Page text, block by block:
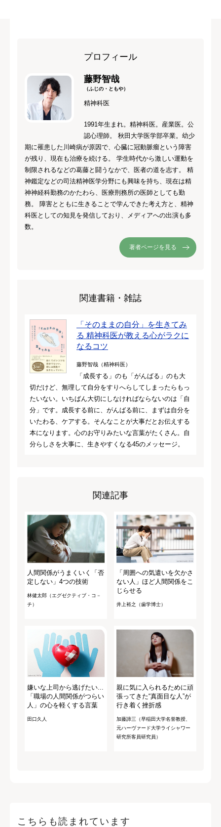
プロフィール
藤野智哉
（ふじの・ともや）
精神科医
1991年生まれ。精神科医。産業医。公
認心理師。 秋田大学医学部卒業。幼少
期に罹患した川崎病が原因で、心臓に冠動脈瘤という障害
が残り、現在も治療を続ける。 学生時代から激しい運動を
制限されるなどの葛藤と闘うなかで、医者の道を志す。 精
神鑑定などの司法精神医学分野にも興味を持ち、現在は精
神神経科勤務のかたわら、医療刑務所の医師としても勤
務。 障害とともに生きることで学んできた考え方と、精神
科医としての知見を発信しており、メディアへの出演も多
数。
著者ページを見る
関連書籍・雑誌
「そのままの自分」を生きてみ
る 精神科医が教える心がラクに
なるコツ
藤野智哉（精神科医）
「成長する」のも「がんばる」のも大
切だけど、無理して自分をすりへらしてしまったらもっ
たいない。いちばん大切にしなければならないのは「自
分」です。成長する前に、がんばる前に、まずは自分を
いたわる、ケアする。そんなことが大事だとお伝えする
本になります。心のお守りみたいな言葉がたくさん。自
分らしさを大事に、生きやすくなる45のメッセージ。
関連記事
人間関係がうまくいく「否
定しない」4つの技術
林健太郎（エグゼクティブ・コ－
チ）
「周囲への気遣いを欠かさ
ない人」ほど人間関係をこ
じらせる
井上裕之（歯学博士）
嫌いな上司から逃げたい...
「職場の人間関係がつらい
人」の心を軽くする言葉
田口久人
親に気に入られるために頑
張ってきた“真面目な人”が
行き着く挫折感
加藤諦三（早稲田大学名誉教授、
元ハーヴァード大学ライシャワー
研究所客員研究員）
こちらも読まれています